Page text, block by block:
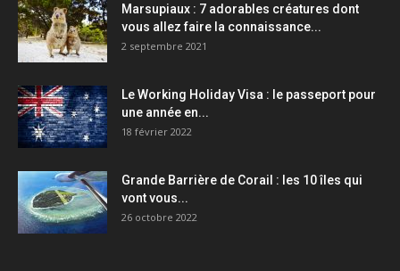
Marsupiaux : 7 adorables créatures dont
vous allez faire la connaissance...
2 septembre 2021
Le Working Holiday Visa : le passeport pour
une année en...
18 février 2022
Grande Barrière de Corail : les 10 îles qui
vont vous...
26 octobre 2022